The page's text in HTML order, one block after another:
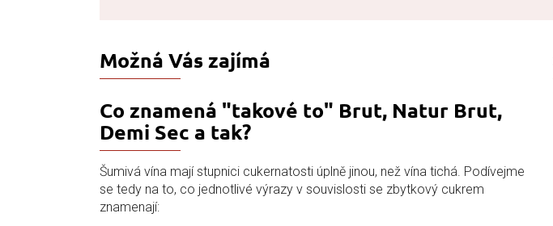
Možná Vás zajímá
Co znamená "takové to" Brut, Natur Brut,
Demi Sec a tak?
Šumivá vína mají stupnici cukernatosti úplně jinou, než vína tichá. Podívejme
se tedy na to, co jednotlivé výrazy v souvislosti se zbytkový cukrem
znamenají: